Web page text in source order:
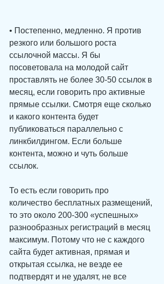
• Постепенно, медленно. Я против
резкого или большого роста
ссылочной массы. Я бы
посоветовала на молодой сайт
проставлять не более 30-50 ссылок в
месяц, если говорить про активные
прямые ссылки. Смотря еще сколько
и какого контента будет
публиковаться параллельно с
линкбилдингом. Если больше
контента, можно и чуть больше
ссылок.
То есть если говорить про
количество бесплатных размещений,
то это около 200-300 «успешных»
разнообразных регистраций в месяц
максимум. Потому что не с каждого
сайта будет активная, прямая и
открытая ссылка, не везде ее
подтвердят и не удалят, не все